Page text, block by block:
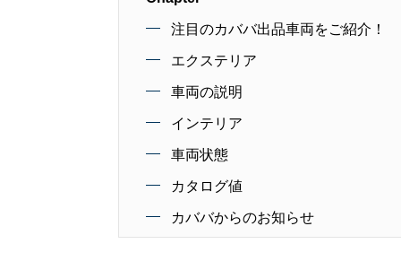
注目のカババ出品車両をご紹介！
エクステリア
車両の説明
インテリア
車両状態
カタログ値
カババからのお知らせ